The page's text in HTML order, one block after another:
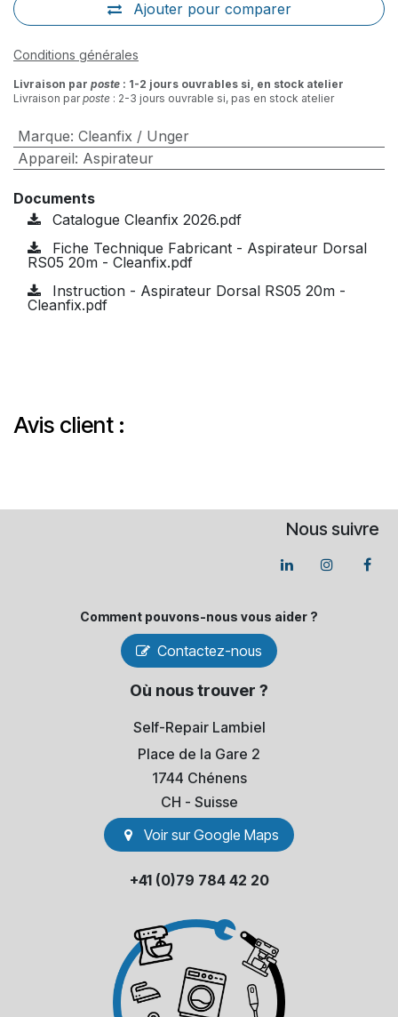
Ajouter pour comparer
Conditions générales
Livraison par poste : 1-2 jours ouvrables si, en stock atelier
Livraison parposte : 2-3 jours ouvrable si, pas en stock atelier
Marque: Cleanfix / Unger
Appareil: Aspirateur
Documents
Catalogue Cleanfix 2026.pdf
Fiche Technique Fabricant - Aspirateur Dorsal
RS05 20m - Cleanfix.pdf
Instruction - Aspirateur Dorsal RS05 20m -
Cleanfix.pdf
Avis client :
Nous suivre
Comment pouvons-​nous vous aider ?
Contactez-nous
Où nous trouver ?
Self-Repair Lambiel
Place de la Gare 2
1744 Chénens
​CH - Suisse
Voir sur Go​​ogle Maps
+41 (0)79 784 42 20